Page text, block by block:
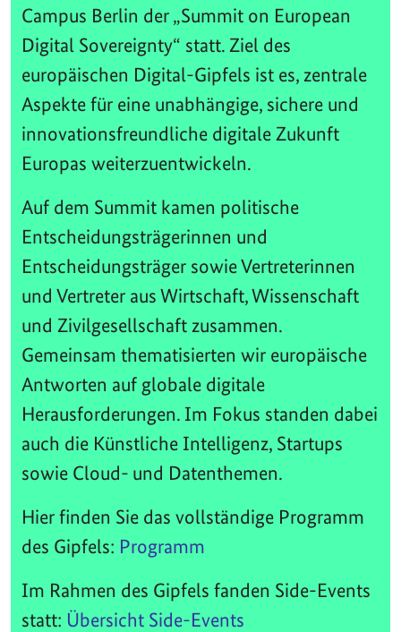
Campus Berlin der „Summit on European
Digital Sovereignty“ statt. Ziel des
europäischen Digital-Gipfels ist es, zentrale
Aspekte für eine unabhängige, sichere und
innovationsfreundliche digitale Zukunft
Europas weiterzuentwickeln.
Auf dem Summit kamen politische
Entscheidungsträgerinnen und
Entscheidungsträger sowie Vertreterinnen
und Vertreter aus Wirtschaft, Wissenschaft
und Zivilgesellschaft zusammen.
Gemeinsam thematisierten wir europäische
Antworten auf globale digitale
Herausforderungen. Im Fokus standen dabei
auch die Künstliche Intelligenz, Startups
sowie Cloud- und Datenthemen.
Hier finden Sie das vollständige Programm
des Gipfels: Programm
Im Rahmen des Gipfels fanden Side-Events
statt: Übersicht Side-Events